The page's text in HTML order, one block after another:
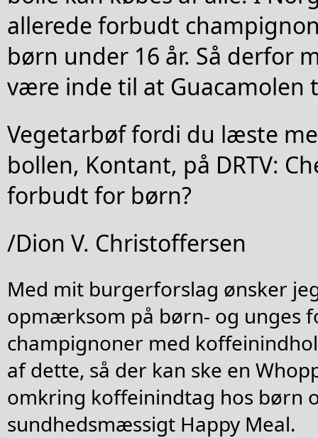
allerede forbudt
børn under 16 år. Så derfor
være inde til at Guacamolen
Vegetarbøf fordi du læste
bollen, Kontant, på DRTV:
forbudt for børn?
/Dion V. Christoffersen
Med mit burgerforslag ønsker
opmærksom på børn- og unges
champignoner med
af dette, så der kan ske en
omkring koffeinindtag hos børn
sundhedsmæssigt Happy Meal.